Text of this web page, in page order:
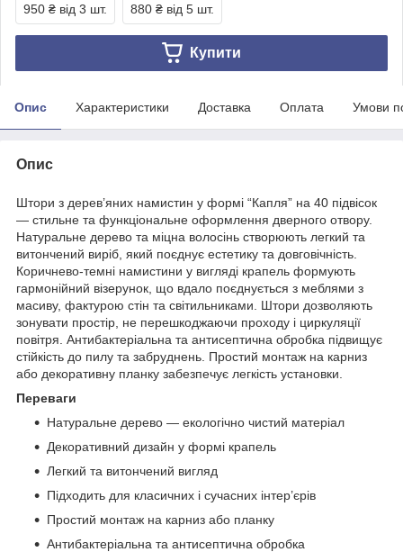
950 ₴ від 3 шт. 880 ₴ від 5 шт.
Купити
Опис Характеристики Доставка Оплата Умови
Опис
Штори з дерев’яних намистин у формі “Капля” на 40 підвісок
— стильне та функціональне оформлення дверного отвору.
Натуральне дерево та міцна волосінь створюють легкий та
витончений виріб, який поєднує естетику та довговічність.
Коричнево-темні намистини у вигляді крапель формують
гармонійний візерунок, що вдало поєднується з меблями з
масиву, фактурою стін та світильниками. Штори дозволяють
зонувати простір, не перешкоджаючи проходу і циркуляції
повітря. Антибактеріальна та антисептична обробка підвищує
стійкість до пилу та забруднень. Простий монтаж на карниз
або декоративну планку забезпечує легкість установки.
Переваги
Натуральне дерево — екологічно чистий матеріал
Декоративний дизайн у формі крапель
Легкий та витончений вигляд
Підходить для класичних і сучасних інтер’єрів
Простий монтаж на карниз або планку
Антибактеріальна та антисептична обробка